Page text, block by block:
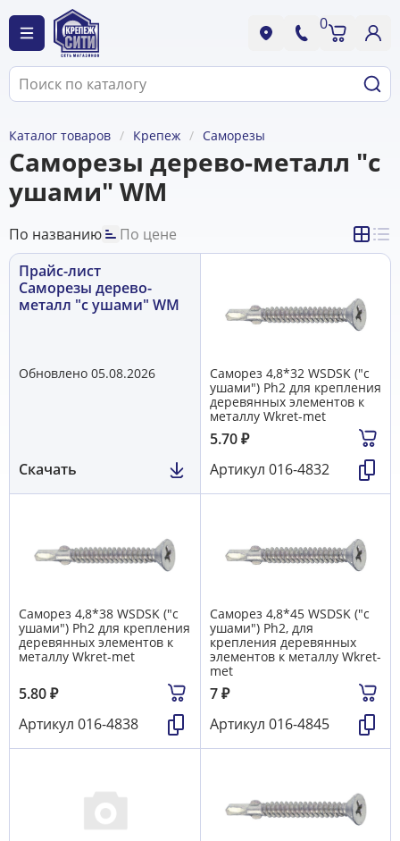
0
Каталог товаров Крепеж Саморезы
Саморезы дерево-металл "с
ушами" WM
По названию
По цене
Прайс-лист
Саморезы дерево-
металл "с ушами" WM
Обновлено 05.08.2026
Скачать
Саморез 4,8*32 WSDSK ("с
ушами") Ph2 для крепления
деревянных элементов к
металлу Wkret-met
5.70₽
Артикул 016-4832
Саморез 4,8*38 WSDSK ("с
ушами") Ph2 для крепления
деревянных элементов к
металлу Wkret-met
5.80₽
Артикул 016-4838
Саморез 4,8*45 WSDSK ("с
ушами") Ph2, для
крепления деревянных
элементов к металлу Wkret-
met
7₽
Артикул 016-4845